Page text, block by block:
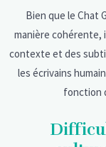
Bien que le Chat
manière cohérente,
contexte et des
les écrivains
fonction